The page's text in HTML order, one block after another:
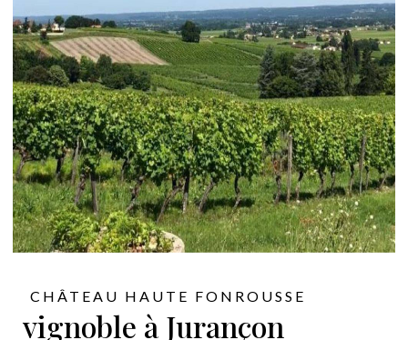
CHÂTEAU HAUTE FONROUSSE
vignoble à Jurançon